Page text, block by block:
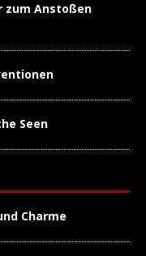
zum Anstoßen
Seen
Charme